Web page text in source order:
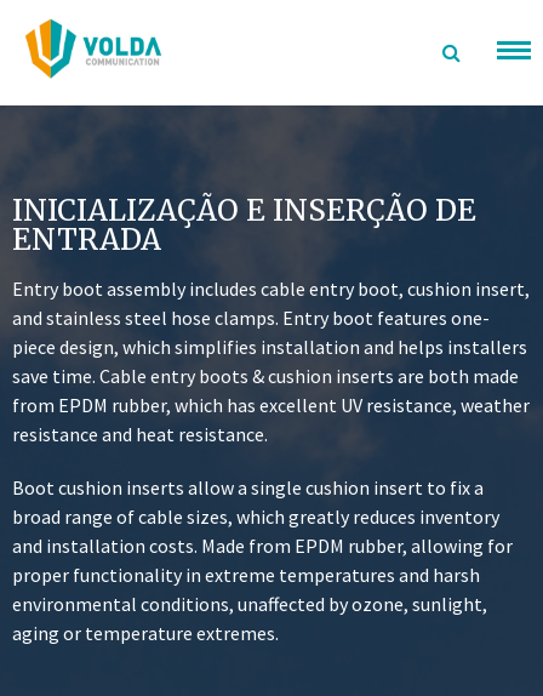
para
conteúdo
INICIALIZAÇÃO E INSERÇÃO DE
ENTRADA
Entry boot assembly includes cable entry boot, cushion insert,
and stainless steel hose clamps. Entry boot features one-
piece design, which simplifies installation and helps installers
save time. Cable entry boots & cushion inserts are both made
from EPDM rubber, which has excellent UV resistance, weather
resistance and heat resistance.
Boot cushion inserts allow a single cushion insert to fix a
broad range of cable sizes, which greatly reduces inventory
and installation costs. Made from EPDM rubber, allowing for
proper functionality in extreme temperatures and harsh
environmental conditions, unaffected by ozone, sunlight,
aging or temperature extremes.